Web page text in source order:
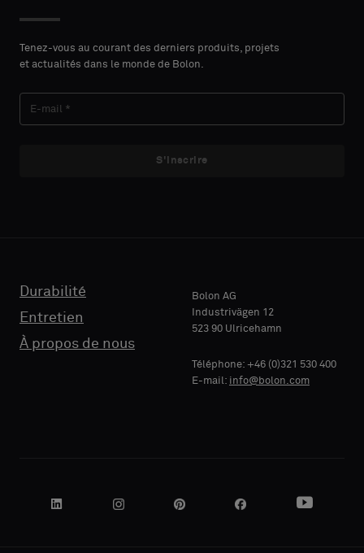
Tenez-vous au courant des derniers produits, projets
et actualités dans le monde de Bolon.
S'inscrire
Durabilité
Entretien
À propos de nous
Bolon AG
Industrivägen 12
523 90 Ulricehamn
Téléphone: +46 (0)321 530 400
E-mail: info@bolon.com